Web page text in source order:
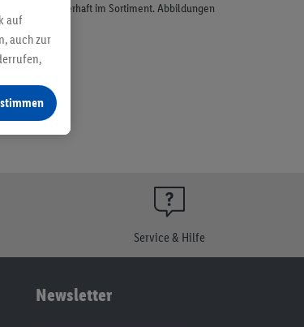
nicht alle dauerhaft im Sortiment. Abbildungen
Service & Hilfe
Newsletter
auf
auch zur